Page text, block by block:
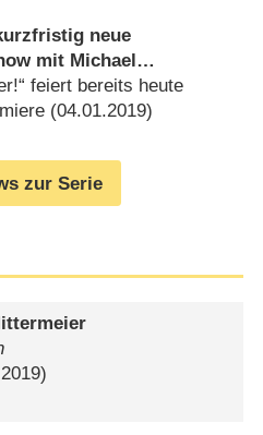
neue
mit Michael
feiert bereits heute
(04.01.2019)
zur Serie